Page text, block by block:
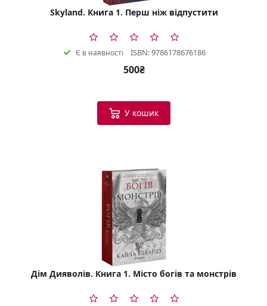
Skyland. Книга 1. Перш ніж відпустити
Є в наявності ISBN: 9786178676186
500₴
У кошик
Дім Дияволів. Книга 1. Місто богів та монстрів